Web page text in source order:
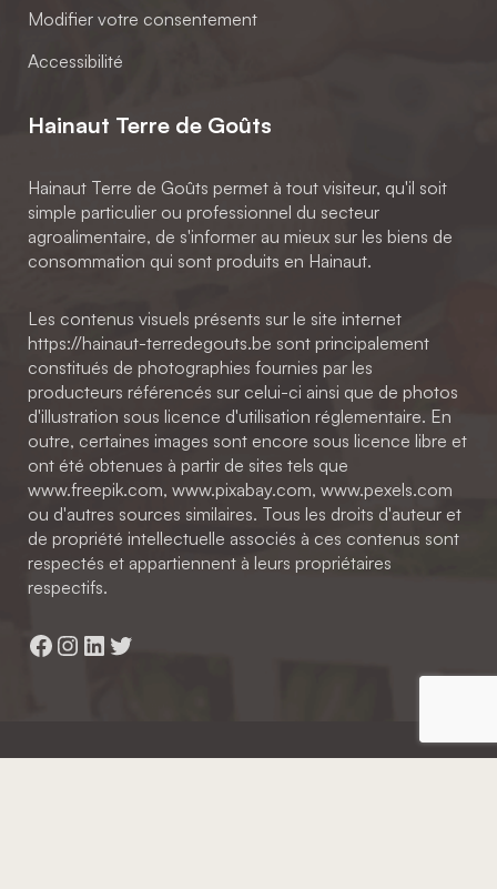
Modifier votre consentement
Accessibilité
Hainaut Terre de Goûts
Hainaut Terre de Goûts permet à tout visiteur, qu'il soit
simple particulier ou professionnel du secteur
agroalimentaire, de s'informer au mieux sur les biens de
consommation qui sont produits en Hainaut.
Les contenus visuels présents sur le site internet
https://hainaut-terredegouts.be sont principalement
constitués de photographies fournies par les
producteurs référencés sur celui-ci ainsi que de photos
d'illustration sous licence d'utilisation réglementaire. En
outre, certaines images sont encore sous licence libre et
ont été obtenues à partir de sites tels que
www.freepik.com, www.pixabay.com, www.pexels.com
ou d'autres sources similaires. Tous les droits d'auteur et
de propriété intellectuelle associés à ces contenus sont
respectés et appartiennent à leurs propriétaires
respectifs.
Facebook
Instagram
LinkedIn
Twitter